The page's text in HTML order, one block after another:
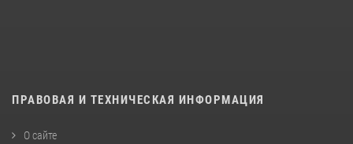
ПРАВОВАЯ И ТЕХНИЧЕСКАЯ ИНФОРМАЦИЯ
О сайте